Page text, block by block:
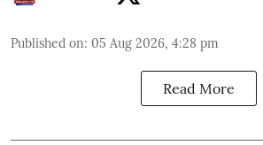
Published on: 05 Aug 2026, 4:28 pm
Read More